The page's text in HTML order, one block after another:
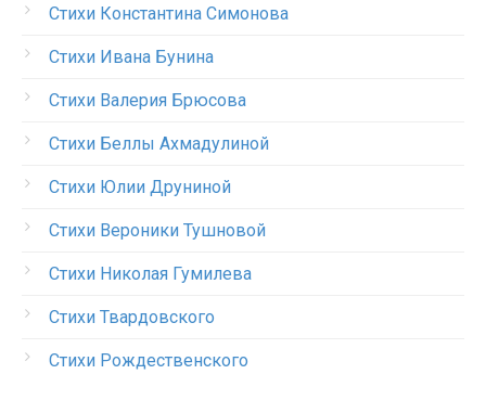
Стихи Константина Симонова
Стихи Ивана Бунина
Стихи Валерия Брюсова
Стихи Беллы Ахмадулиной
Стихи Юлии Друниной
Стихи Вероники Тушновой
Стихи Николая Гумилева
Стихи Твардовского
Стихи Рождественского